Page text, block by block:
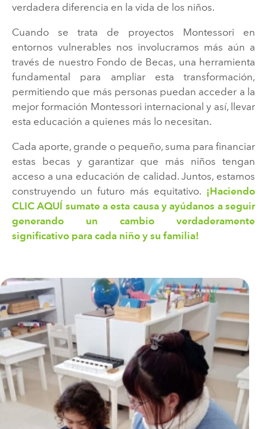
verdadera diferencia en la vida de los niños.
Cuando se trata de proyectos Montessori en
entornos vulnerables nos involucramos más aún a
través de nuestro Fondo de Becas, una herramienta
fundamental para ampliar esta transformación,
permitiendo que más personas puedan acceder a la
mejor formación Montessori internacional y así, llevar
esta educación a quienes más lo necesitan.
Cada aporte, grande o pequeño, suma para financiar
estas becas y garantizar que más niños tengan
acceso a una educación de calidad. Juntos, estamos
construyendo un futuro más equitativo. ¡Haciendo
CLIC AQUÍ sumate a esta causa y ayúdanos a seguir
generando un cambio verdaderamente
significativo para cada niño y su familia!